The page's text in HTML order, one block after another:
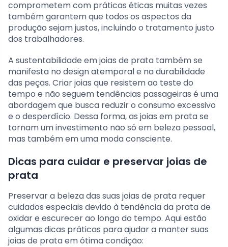
comprometem com práticas éticas muitas vezes
também garantem que todos os aspectos da
produção sejam justos, incluindo o tratamento justo
dos trabalhadores.
A sustentabilidade em joias de prata também se
manifesta no design atemporal e na durabilidade
das peças. Criar joias que resistem ao teste do
tempo e não seguem tendências passageiras é uma
abordagem que busca reduzir o consumo excessivo
e o desperdício. Dessa forma, as joias em prata se
tornam um investimento não só em beleza pessoal,
mas também em uma moda consciente.
Dicas para cuidar e preservar joias de
prata
Preservar a beleza das suas joias de prata requer
cuidados especiais devido à tendência da prata de
oxidar e escurecer ao longo do tempo. Aqui estão
algumas dicas práticas para ajudar a manter suas
joias de prata em ótima condição: